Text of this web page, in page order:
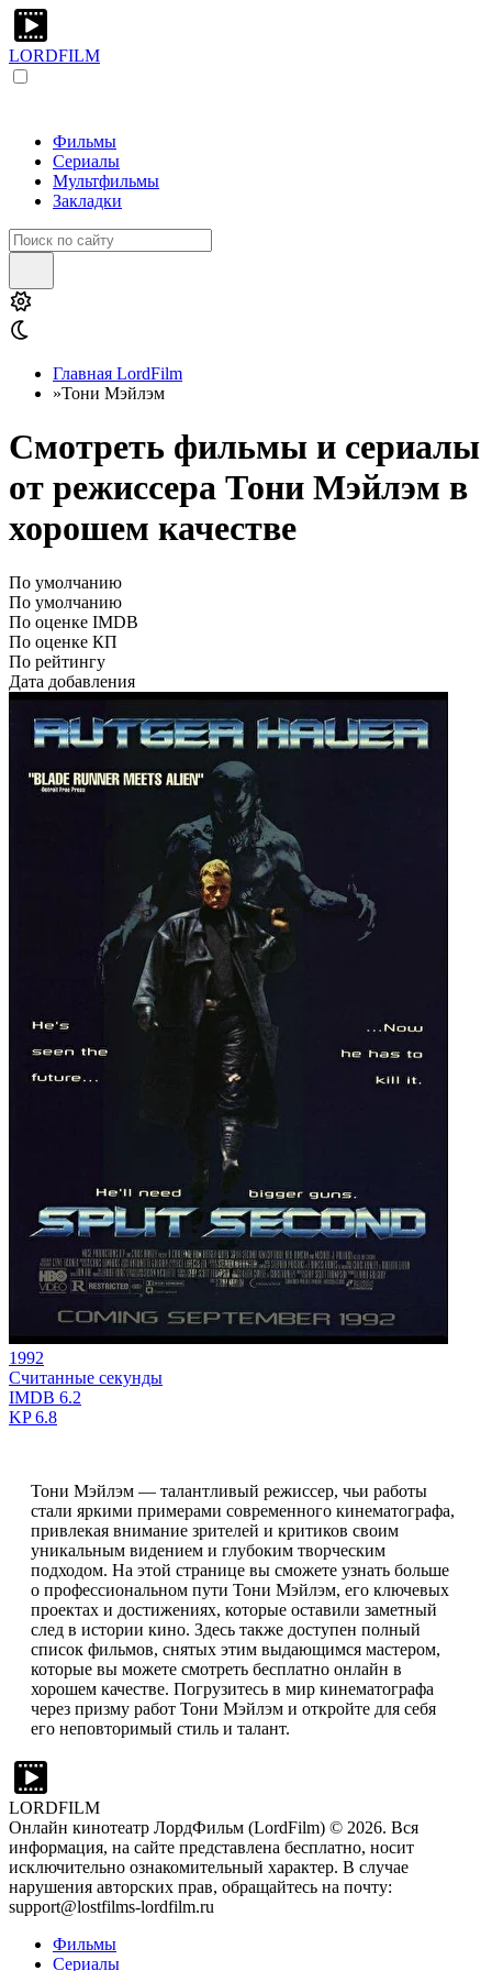
LORDFILM
Фильмы
Сериалы
Мультфильмы
Закладки
Главная LordFilm
»Тони Мэйлэм
Смотреть фильмы и сериалы
от режиссера Тони Мэйлэм в
хорошем качестве
По умолчанию
По умолчанию
По оценке IMDB
По оценке КП
По рейтингу
Дата добавления
1992
Считанные секунды
IMDB 6.2
KP6.8
Тони Мэйлэм — талантливый режиссер, чьи работы
стали яркими примерами современного кинематографа,
привлекая внимание зрителей и критиков своим
уникальным видением и глубоким творческим
подходом. На этой странице вы сможете узнать больше
о профессиональном пути Тони Мэйлэм, его ключевых
проектах и достижениях, которые оставили заметный
след в истории кино. Здесь также доступен полный
список фильмов, снятых этим выдающимся мастером,
которые вы можете смотреть бесплатно онлайн в
хорошем качестве. Погрузитесь в мир кинематографа
через призму работ Тони Мэйлэм и откройте для себя
его неповторимый стиль и талант.
LORDFILM
Онлайн кинотеатр ЛордФильм (LordFilm) © 2026. Вся
информация, на сайте представлена бесплатно, носит
исключительно ознакомительный характер. В случае
нарушения авторских прав, обращайтесь на почту:
support@lostfilms-lordfilm.ru
Фильмы
Сериалы